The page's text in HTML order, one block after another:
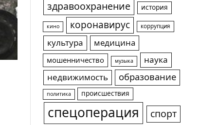
здравоохранение история
кино коронавирус коррупция
культура медицина
мошенничество музыка
наука
недвижимость
образование
политика происшествия
спецоперация спорт